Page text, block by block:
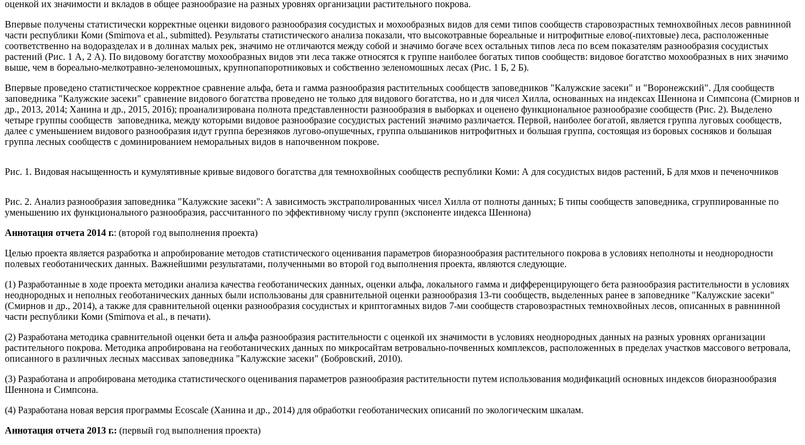
оценкой их значимости и вкладов в общее разнообразие на разных уровнях организации растительного покрова.
Впервые получены статистически корректные оценки видового разнообразия сосудистых и мохообразных видов для семи типов сообществ старовозрастных темнохвойных лесов равнинной
части республики Коми (Smirnova et al., submitted). Результаты статистического анализа показали, что высокотравные бореальные и нитрофитные елово(-пихтовые) леса, расположенные
соответственно на водоразделах и в долинах малых рек, значимо не отличаются между собой и значимо богаче всех остальных типов леса по всем показателям разнообразия сосудистых
растений (Рис. 1 А, 2 А). По видовому богатству мохообразных видов эти леса также относятся к группе наиболее богатых типов сообществ: видовое богатство мохообразных в них значимо
выше, чем в бореально-мелкотравно-зеленомошных, крупнопапоротниковых и собственно зеленомошных лесах (Рис. 1 Б, 2 Б).
Впервые проведено статистическое корректное сравнение альфа, бета и гамма разнообразия растительных сообществ заповедников "Калужские засеки" и "Воронежский". Для сообществ
заповедника "Калужские засеки" сравнение видового богатства проведено не только для видового богатства, но и для чисел Хилла, основанных на индексах Шеннона и Симпсона (Смирнов и
др., 2013, 2014; Ханина и др., 2015, 2016); проанализирована полнота представленности разнообразия в выборках и оценено функциональное разнообразие сообществ (Рис. 2). Выделено
четыре группы сообществ заповедника, между которыми видовое разнообразие сосудистых растений значимо различается. Первой, наиболее богатой, является группа луговых сообществ,
далее с уменьшением видового разнообразия идут группа березняков лугово-опушечных, группа ольшаников нитрофитных и большая группа, состоящая из боровых сосняков и большая
группа лесных сообществ с доминированием неморальных видов в напочвенном покрове.
Рис. 1. Видовая насыщенность и кумулятивные кривые видового богатства для темнохвойных сообществ республики Коми: А для сосудистых видов растений, Б для мхов и печеночников
Рис. 2. Анализ разнообразия заповедника "Калужские засеки": А зависимость экстраполированных чисел Хилла от полноты данных; Б типы сообществ заповедника, сгруппированные по
уменьшению их функционального разнообразия, рассчитанного по эффективному числу групп (экспоненте индекса Шеннона)
Аннотация отчета 2014 г.: (второй год выполнения проекта)
Целью проекта является разработка и апробирование методов статистического оценивания параметров биоразнообразия растительного покрова в условиях неполноты и неоднородности
полевых геоботанических данных. Важнейшими результатами, полученными во второй год выполнения проекта, являются следующие.
(1) Разработанные в ходе проекта методики анализа качества геоботанических данных, оценки альфа, локального гамма и дифференцирующего бета разнообразия растительности в условиях
неоднородных и неполных геоботанических данных были использованы для сравнительной оценки разнообразия 13-ти сообществ, выделенных ранее в заповеднике "Калужские засеки"
(Смирнов и др., 2014), а также для сравнительной оценки разнообразия сосудистых и криптогамных видов 7-ми сообществ старовозрастных темнохвойных лесов, описанных в равнинной
части республики Коми (Smirnova et al., в печати).
(2) Разработана методика сравнительной оценки бета и альфа разнообразия растительности с оценкой их значимости в условиях неоднородных данных на разных уровнях организации
растительного покрова. Методика апробирована на геоботанических данных по микросайтам ветровально-почвенных комплексов, расположенных в пределах участков массового ветровала,
описанного в различных лесных массивах заповедника "Калужские засеки" (Бобровский, 2010).
(3) Разработана и апробирована методика статистического оценивания параметров разнообразия растительности путем использования модификаций основных индексов биоразнообразия
Шеннона и Симпсона.
(4) Разработана новая версия программы Ecoscale (Ханина и др., 2014) для обработки геоботанических описаний по экологическим шкалам.
Аннотация отчета 2013 г.: (первый год выполнения проекта)